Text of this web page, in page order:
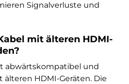
Signalverluste und
mit älteren HDMI-
abwärtskompatibel und
HDMI-Geräten. Die